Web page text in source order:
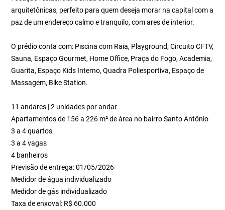
arquitetônicas, perfeito para quem deseja morar na capital com a
paz de um endereço calmo e tranquilo, com ares de interior.
O prédio conta com: Piscina com Raia, Playground, Circuito CFTV,
Sauna, Espaço Gourmet, Home Office, Praça do Fogo, Academia,
Guarita, Espaço Kids Interno, Quadra Poliesportiva, Espaço de
Massagem, Bike Station.
11 andares | 2 unidades por andar
Apartamentos de 156 a 226 m² de área no bairro Santo Antônio
3 a 4 quartos
3 a 4 vagas
4 banheiros
Previsão de entrega: 01/05/2026
Medidor de água individualizado
Medidor de gás individualizado
Taxa de enxoval: R$ 60.000